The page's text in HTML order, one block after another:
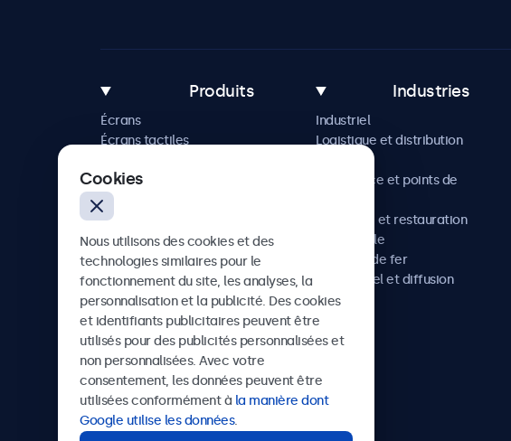
Produits
Écrans
Écrans tactiles
Solutions sur mesure
Industries
Industriel
Logistique et distribution
Commerce et points de
Hôtellerie et restauration
Automobile
Chemins de fer
Audiovisuel et diffusion
Santé
Beetronics
75 Boulevard Haussmann, 75008 Paris, France
Cookies
Nous utilisons des cookies et des
technologies similaires pour le
fonctionnement du site, les analyses, la
personnalisation et la publicité. Des cookies
et identifiants publicitaires peuvent être
utilisés pour des publicités personnalisées et
non personnalisées. Avec votre
consentement, les données peuvent être
utilisées conformément à la manière dont
Google utilise les données.